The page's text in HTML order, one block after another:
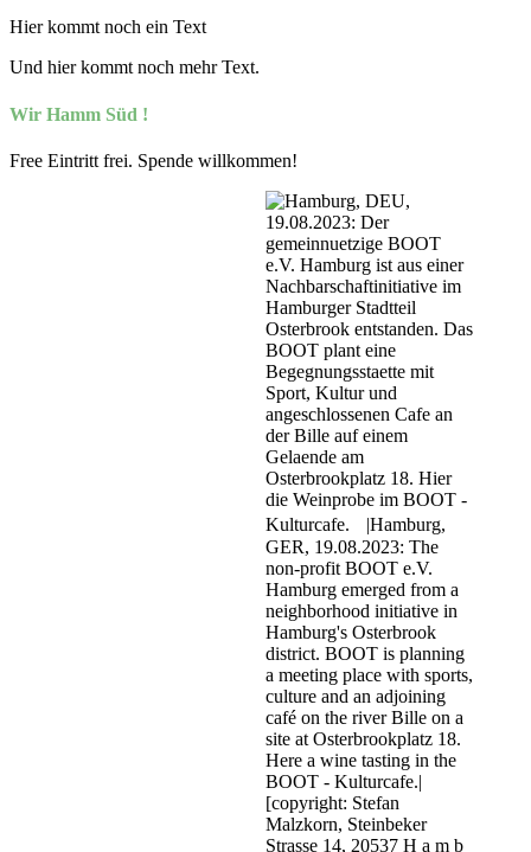
Hier kommt noch ein Text
Und hier kommt noch mehr Text.
Wir Hamm Süd !
Free Eintritt frei. Spende willkommen!